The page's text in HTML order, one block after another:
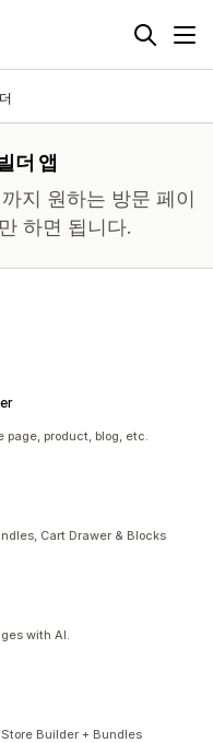
더 앱
지 원하는 방문 페이
하면 됩니다.
page, product, blog, etc.
Cart Drawer & Blocks
with AI.
Builder + Bundles